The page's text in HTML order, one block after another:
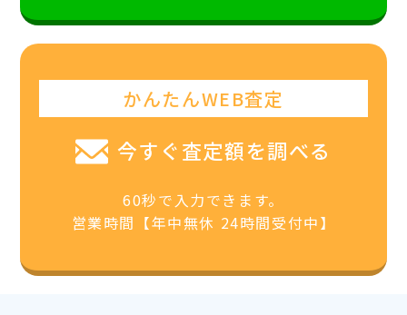
かんたんWEB査定
今すぐ査定額を調べる
60秒で入力できます。
営業時間【年中無休 24時間受付中】